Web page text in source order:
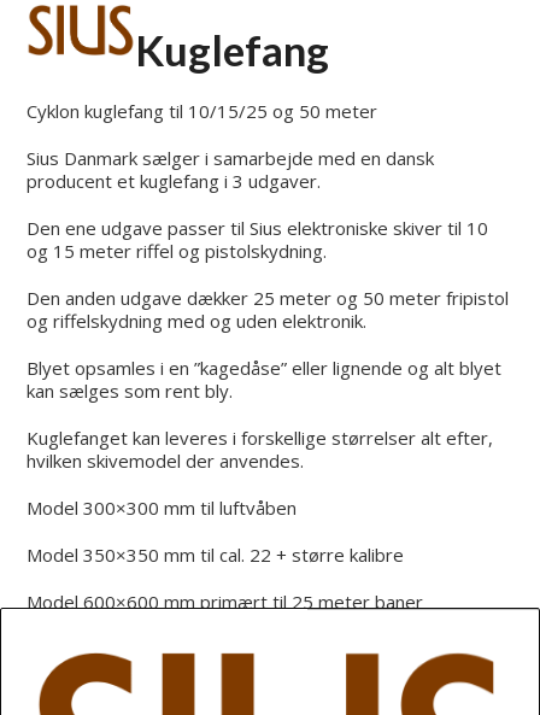
Skip
content
Open
mobile
Close
mobile
Kuglefang
Cyklon kuglefang til 10/15/25 og 50 meter
Sius Danmark sælger i samarbejde med en dansk
producent et kuglefang i 3 udgaver.
Den ene udgave passer til Sius elektroniske skiver til 10
og 15 meter riffel og pistolskydning.
Den anden udgave dækker 25 meter og 50 meter fripistol
og riffelskydning med og uden elektronik.
Blyet opsamles i en ”kagedåse” eller lignende og alt blyet
kan sælges som rent bly.
Kuglefanget kan leveres i forskellige størrelser alt efter,
hvilken skivemodel der anvendes.
Model 300×300 mm til luftvåben
Model 350×350 mm til cal. 22 + større kalibre
Model 600×600 mm primært til 25 meter baner
Alle modellerne skal placeres bag skiven.